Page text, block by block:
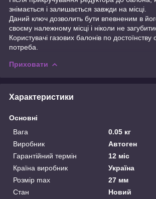
знімається і залишається завжди на місці.
Даний ключ дозволить бути впевненим в
своєму належному місці і ніколи не
Користувачі газових балонів по достоїнству
потреба.
Приховати
Характеристики
Основні
Вага
0.05 кг
Виробник
Автоген
Гарантійний термін
12 міс
Країна виробник
Україна
Розмір max
27 мм
Стан
Новий